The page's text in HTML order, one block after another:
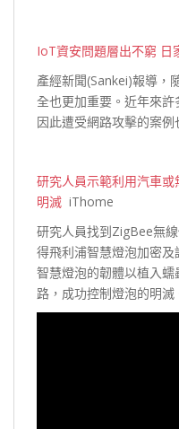
IoT資安問題層出不窮 日
產經新聞(Sankei)報導，
全也更加重要。近年來
因此遭受網路攻擊的案例
研究人員示範利用汽車
明滅 iThome
研究人員找到ZigBee無
得飛利浦智慧燈泡加密
智慧燈泡的韌體以植入
路，成功控制燈泡的明滅